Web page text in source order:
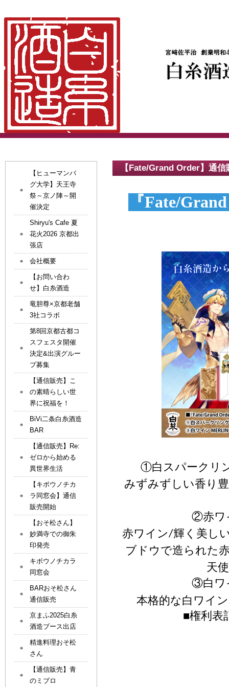
【Fate/Grand Order】通信
『Fate/
①白スパーク
みずみずしい香り
②赤
赤ワイン/輝く美し
ブドウで造られた
天
③白
本格的な白ワイ
■権利表
【ヒューマンバ
グ大学】天王寺
祭～京ノ陣～開
催決定
Shiryu's Cafe 夏
花火2026 京都出
張店
会社概要
【お問い合わ
せ】白糸酒造
竜胆尊×京都老舗
3社コラボ
第8回京都古都コ
スフェスタ開催
決定&出演グルー
プ募集
【通信販売】こ
の素晴らしい世
界に祝福を！
BiVi二条白糸酒造
BAR
【通信販売】Re:
ゼロから始める
異世界生活
【キボウノチカ
ラ同窓会】通信
販売開始
【おそ松さん】
妙満寺での御朱
印発売
キボウノチカラ
同窓会
BARおそ松さん
通信販売
京まふ2025白糸
酒造ブース出店
精進料理おそ松
さん
【通信販売】青
のミブロ